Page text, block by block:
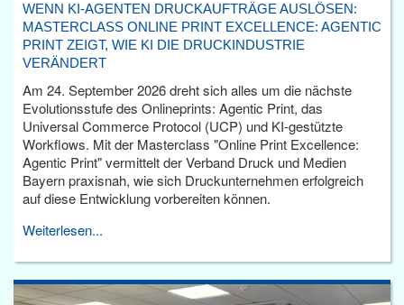
WENN KI-AGENTEN DRUCKAUFTRÄGE AUSLÖSEN:
MASTERCLASS ONLINE PRINT EXCELLENCE: AGENTIC
PRINT ZEIGT, WIE KI DIE DRUCKINDUSTRIE
VERÄNDERT
Am 24. September 2026 dreht sich alles um die nächste
Evolutionsstufe des Onlineprints: Agentic Print, das
Universal Commerce Protocol (UCP) und KI-gestützte
Workflows. Mit der Masterclass "Online Print Excellence:
Agentic Print" vermittelt der Verband Druck und Medien
Bayern praxisnah, wie sich Druckunternehmen erfolgreich
auf diese Entwicklung vorbereiten können.
Weiterlesen...